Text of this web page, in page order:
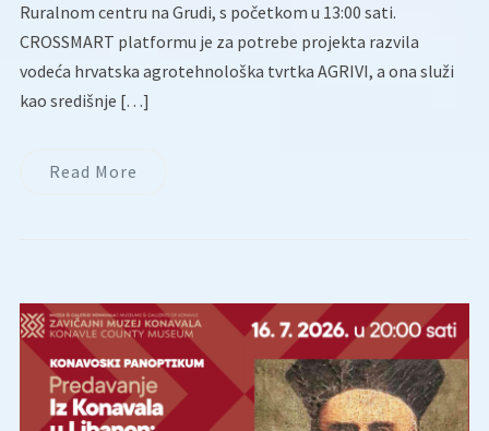
Ruralnom centru na Grudi, s početkom u 13:00 sati.
CROSSMART platformu je za potrebe projekta razvila
vodeća hrvatska agrotehnološka tvrtka AGRIVI, a ona služi
kao središnje […]
Read More